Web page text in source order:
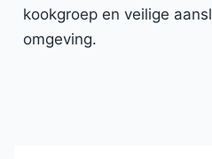
kookgroep en veilige
omgeving.